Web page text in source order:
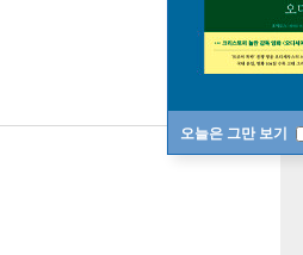
오늘은 그만 보기